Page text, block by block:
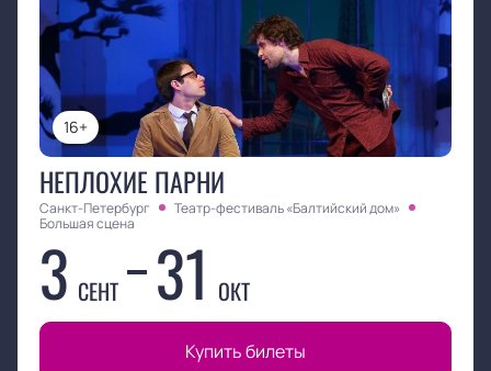
16+
НЕПЛОХИЕ ПАРНИ
Санкт-Петербург
Театр-фестиваль «Балтийский дом»
Большая сцена
3 СЕНТ 31 ОКТ
Купить билеты